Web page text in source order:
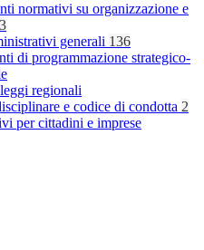
normativi su organizzazione e
generali 136
di programmazione strategico-
regionali
e codice di condotta 2
per cittadini e imprese